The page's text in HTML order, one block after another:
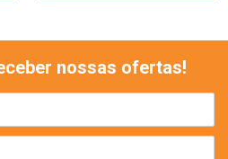
nossas ofertas!